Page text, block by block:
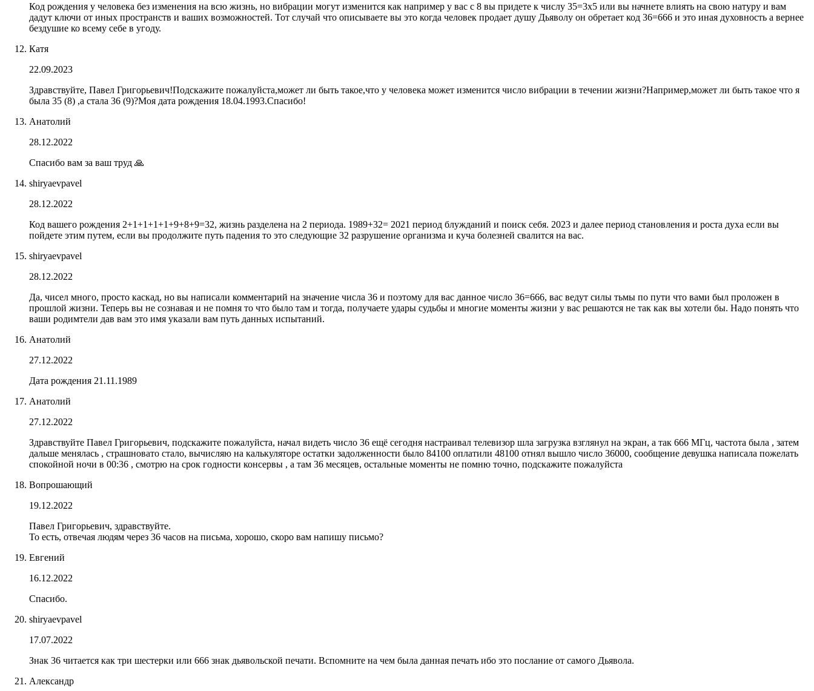
Код рождения у человека без изменения на всю жизнь, но вибрации могут изменится как например у вас с 8 вы придете к числу 35=3х5 или вы начнете влиять на свою натуру и вам
дадут ключи от иных пространств и ваших возможностей. Тот случай что описываете вы это когда человек продает душу Дьяволу он обретает код 36=666 и это иная духовность а вернее
бездушие ко всему себе в угоду.
Катя
22.09.2023
Здравствуйте, Павел Григорьевич!Подскажите пожалуйста,может ли быть такое,что у человека может изменится число вибрации в течении жизни?Например,может ли быть такое что я
была 35 (8) ,а стала 36 (9)?Моя дата рождения 18.04.1993.Спасибо!
Анатолий
28.12.2022
Спасибо вам за ваш труд 🙏
shiryaevpavel
28.12.2022
Код вашего рождения 2+1+1+1+1+9+8+9=32, жизнь разделена на 2 периода. 1989+32= 2021 период блужданий и поиск себя. 2023 и далее период становления и роста духа если вы
пойдете этим путем, если вы продолжите путь падения то это следующие 32 разрушение организма и куча болезней свалится на вас.
shiryaevpavel
28.12.2022
Да, чисел много, просто каскад, но вы написали комментарий на значение числа 36 и поэтому для вас данное число 36=666, вас ведут силы тьмы по пути что вами был проложен в
прошлой жизни. Теперь вы не сознавая и не помня то что было там и тогда, получаете удары судьбы и многие моменты жизни у вас решаются не так как вы хотели бы. Надо понять что
ваши родимтели дав вам это имя указали вам путь данных испытаний.
Анатолий
27.12.2022
Дата рождения 21.11.1989
Анатолий
27.12.2022
Здравствуйте Павел Григорьевич, подскажите пожалуйста, начал видеть число 36 ещё сегодня настраивал телевизор шла загрузка взглянул на экран, а так 666 МГц, частота была , затем
дальше менялась , страшновато стало, вычисляю на калькуляторе остатки задолженности было 84100 оплатили 48100 отнял вышло число 36000, сообщение девушка написала пожелать
спокойной ночи в 00:36 , смотрю на срок годности консервы , а там 36 месяцев, остальные моменты не помню точно, подскажите пожалуйста
Вопрошающий
19.12.2022
Павел Григорьевич, здравствуйте.
То есть, отвечая людям через 36 часов на письма, хорошо, скоро вам напишу письмо?
Евгений
16.12.2022
Спасибо.
shiryaevpavel
17.07.2022
Знак 36 читается как три шестерки или 666 знак дьявольской печати. Вспомните на чем была данная печать ибо это послание от самого Дьявола.
Александр